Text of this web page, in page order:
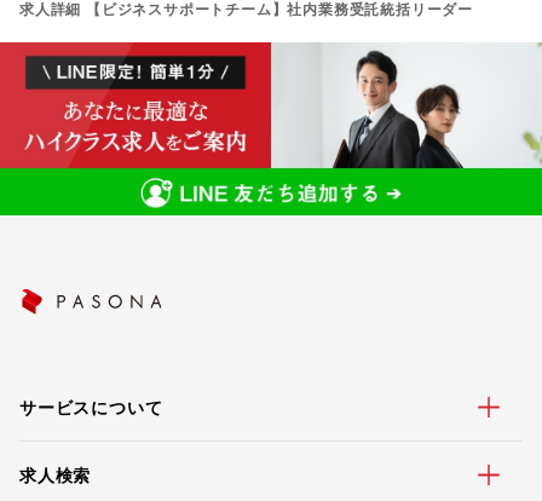
求人詳細 【ビジネスサポートチーム】社内業務受託統括リーダー
サービスについて
求人検索